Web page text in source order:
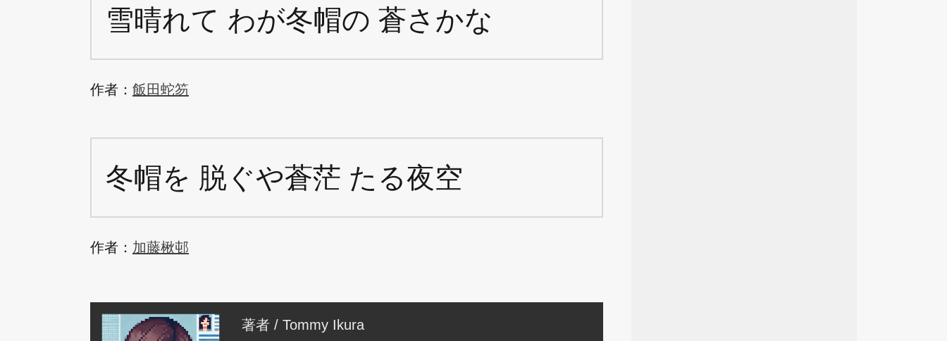
雪晴れて わが冬帽の 蒼さかな
作者： 飯田蛇笏
冬帽を 脱ぐや蒼茫 たる夜空
作者： 加藤楸邨
著者 / Tommy Ikura